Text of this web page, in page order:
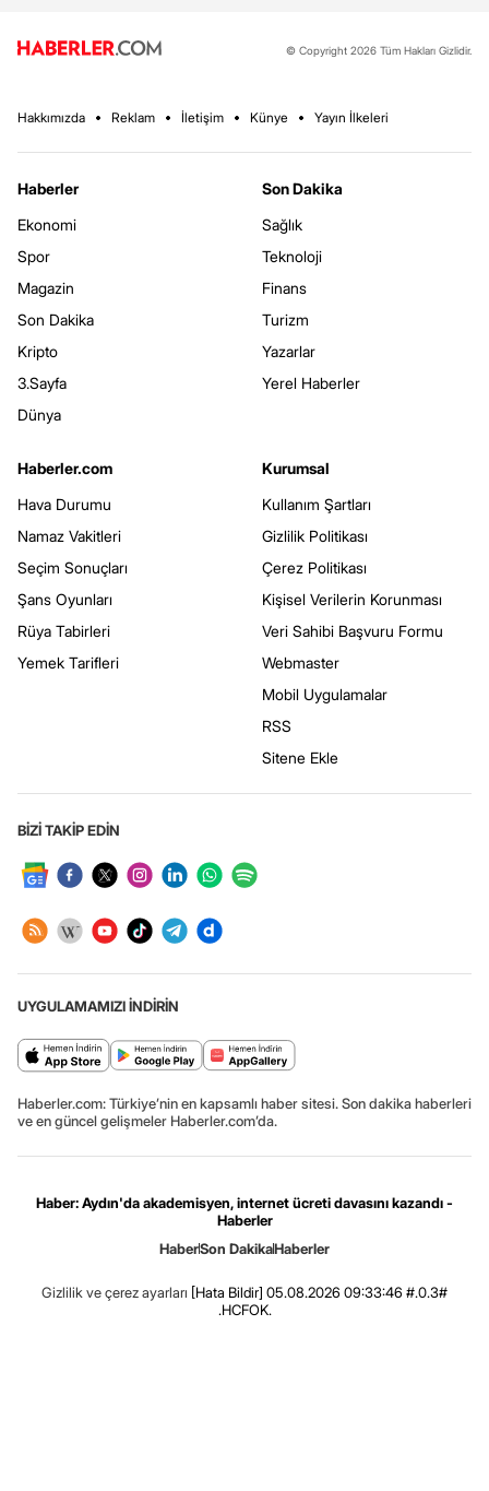
© Copyright 2026 Tüm Hakları Gizlidir.
Hakkımızda Reklam İletişim Künye Yayın İlkeleri
Haberler
Ekonomi
Spor
Magazin
Son Dakika
Kripto
3.Sayfa
Dünya
Son Dakika
Sağlık
Teknoloji
Finans
Turizm
Yazarlar
Yerel Haberler
Haberler.com
Hava Durumu
Namaz Vakitleri
Seçim Sonuçları
Şans Oyunları
Rüya Tabirleri
Yemek Tarifleri
Kurumsal
Kullanım Şartları
Gizlilik Politikası
Çerez Politikası
Kişisel Verilerin Korunması
Veri Sahibi Başvuru Formu
Webmaster
Mobil Uygulamalar
RSS
Sitene Ekle
BİZİ TAKİP EDİN
UYGULAMAMIZI İNDİRİN
Haberler.com: Türkiye’nin en kapsamlı haber sitesi. Son dakika haberleri
ve en güncel gelişmeler Haberler.com’da.
Haber: Aydın'da akademisyen, internet ücreti davasını kazandı -
Haberler
HaberSon DakikaHaberler
Gizlilik ve çerez ayarları [Hata Bildir] 05.08.2026 09:33:46 #.0.3#
.HCFOK.